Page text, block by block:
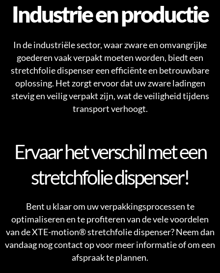
Industrie en productie
In de industriële sector, waar zware en omvangrijke
goederen vaak verpakt moeten worden, biedt een
stretchfolie dispenser een efficiënte en betrouwbare
oplossing. Het zorgt ervoor dat uw zware ladingen
stevig en veilig verpakt zijn, wat de veiligheid tijdens
transport verhoogt.
Ervaar het verschil met een
stretchfolie dispenser!
Bent u klaar om uw verpakkingsprocessen te
optimaliseren en te profiteren van de vele voordelen
van de XTE-motion® stretchfolie dispenser? Neem dan
vandaag nogcontactop voor meer informatie of om een
afspraakte plannen.